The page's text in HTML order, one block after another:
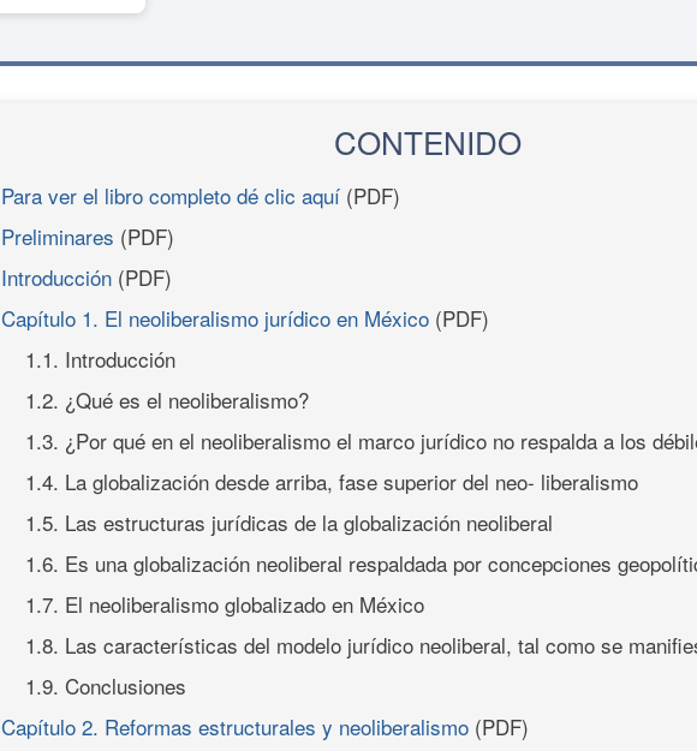
CONTENIDO
Para ver el libro completo dé clic aquí (PDF)
Preliminares (PDF)
Introducción (PDF)
Capítulo 1. El neoliberalismo jurídico en México (PDF)
1.1. Introducción
1.2. ¿Qué es el neoliberalismo?
1.3. ¿Por qué en el neoliberalismo el marco jurídico no respalda a los
1.4. La globalización desde arriba, fase superior del neo- liberalismo
1.5. Las estructuras jurídicas de la globalización neoliberal
1.6. Es una globalización neoliberal respaldada por concepciones
1.7. El neoliberalismo globalizado en México
1.8. Las características del modelo jurídico neoliberal, tal como se
1.9. Conclusiones
Capítulo 2. Reformas estructurales y neoliberalismo (PDF)